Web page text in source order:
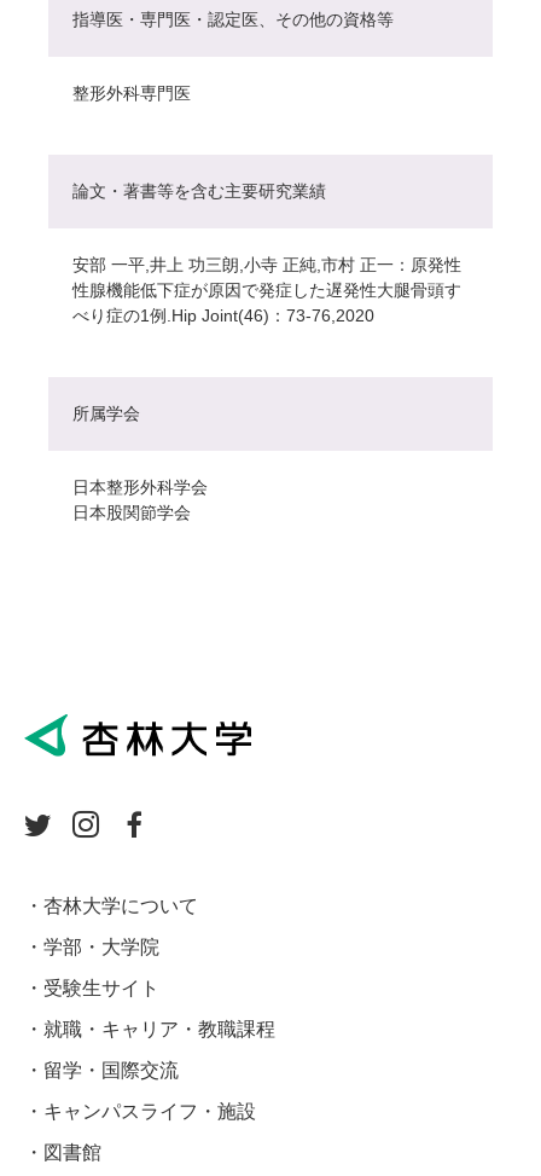
指導医・専門医・認定医、その他の資格等
整形外科専門医
論文・著書等を含む主要研究業績
安部 一平,井上 功三朗,小寺 正純,市村 正一：原発性
性腺機能低下症が原因で発症した遅発性大腿骨頭す
べり症の1例.Hip Joint(46)：73-76,2020
所属学会
日本整形外科学会
日本股関節学会
杏林大学について
学部・大学院
受験生サイト
就職・キャリア・教職課程
留学・国際交流
キャンパスライフ・施設
図書館